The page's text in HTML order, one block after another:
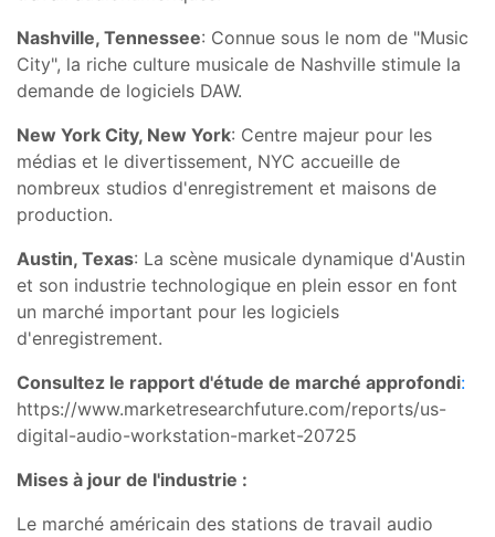
Nashville, Tennessee: Connue sous le nom de "Music
City", la riche culture musicale de Nashville stimule la
demande de logiciels DAW.
New York City, New York: Centre majeur pour les
médias et le divertissement, NYC accueille de
nombreux studios d'enregistrement et maisons de
production.
Austin, Texas: La scène musicale dynamique d'Austin
et son industrie technologique en plein essor en font
un marché important pour les logiciels
d'enregistrement.
Consultez le rapport d'étude de marché approfondi:
https://www.marketresearchfuture.com/reports/us-
digital-audio-workstation-market-20725
Mises à jour de l'industrie :
Le marché américain des stations de travail audio